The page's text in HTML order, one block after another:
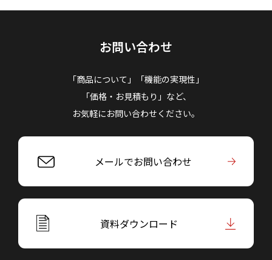
お問い合わせ
「商品について」「機能の実現性」
「価格・お見積もり」など、
お気軽にお問い合わせください。
メールでお問い合わせ
資料ダウンロード